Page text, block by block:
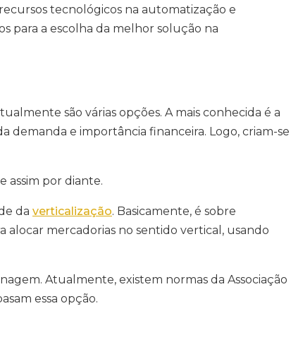
tecnológicos na automatização e
para a escolha da melhor solução na
são várias opções. A mais conhecida é a
demanda e importância financeira. Logo, criam-se
assim por diante.
da verticalização. Basicamente, é sobre
alocar mercadorias no sentido vertical, usando
Atualmente, existem normas da Associação
essa opção.